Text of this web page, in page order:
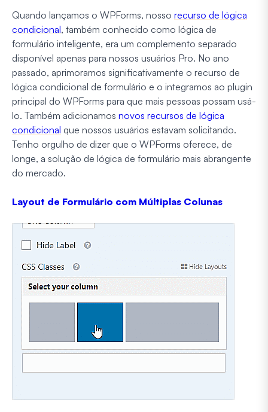
Quando lançamos o WPForms, nosso recurso de lógica
condicional, também conhecido como lógica de
formulário inteligente, era um complemento separado
disponível apenas para nossos usuários Pro. No ano
passado, aprimoramos significativamente o recurso de
lógica condicional de formulário e o integramos ao plugin
principal do WPForms para que mais pessoas possam usá-
lo. Também adicionamos novos recursos de lógica
condicional que nossos usuários estavam solicitando.
Tenho orgulho de dizer que o WPForms oferece, de
longe, a solução de lógica de formulário mais abrangente
do mercado.
Layout de Formulário com Múltiplas Colunas